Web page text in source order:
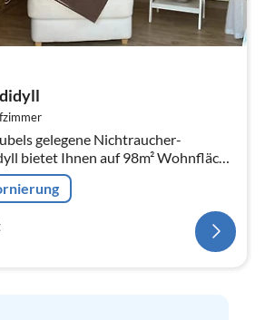
gelegene Nichtraucher-
bietet Ihnen auf 98m² Wohnfläche
Garten ideale
einen entspannten...